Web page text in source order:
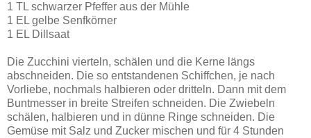
1 TL schwarzer Pfeffer aus der Mühle
1 EL gelbe Senfkörner
1 EL Dillsaat
Die Zucchini vierteln, schälen und die Kerne längs
abschneiden. Die so entstandenen Schiffchen, je nach
Vorliebe, nochmals halbieren oder dritteln. Dann mit dem
Buntmesser in breite Streifen schneiden. Die Zwiebeln
schälen, halbieren und in dünne Ringe schneiden. Die
Gemüse mit Salz und Zucker mischen und für 4 Stunden